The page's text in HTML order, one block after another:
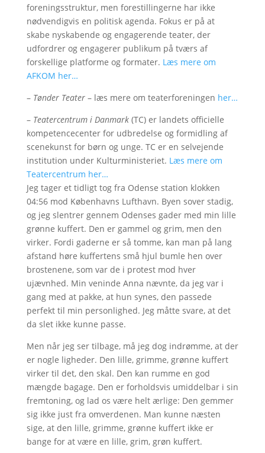
foreningsstruktur, men forestillingerne har ikke
nødvendigvis en politisk agenda. Fokus er på at
skabe nyskabende og engagerende teater, der
udfordrer og engagerer publikum på tværs af
forskellige platforme og formater. Læs mere om
AFKOM her…
– Tønder Teater – læs mere om teaterforeningen her…
– Teatercentrum i Danmark(TC) er landets officielle
kompetencecenter for udbredelse og formidling af
scenekunst for børn og unge. TC er en selvejende
institution under Kulturministeriet. Læs mere om
Teatercentrum her…
Jeg tager et tidligt tog fra Odense station klokken
04:56 mod Københavns Lufthavn. Byen sover stadig,
og jeg slentrer gennem Odenses gader med min lille
grønne kuffert. Den er gammel og grim, men den
virker. Fordi gaderne er så tomme, kan man på lang
afstand høre kuffertens små hjul bumle hen over
brostenene, som var de i protest mod hver
ujævnhed. Min veninde Anna nævnte, da jeg var i
gang med at pakke, at hun synes, den passede
perfekt til min personlighed. Jeg måtte svare, at det
da slet ikke kunne passe.
Men når jeg ser tilbage, må jeg dog indrømme, at der
er nogle ligheder. Den lille, grimme, grønne kuffert
virker til det, den skal. Den kan rumme en god
mængde bagage. Den er forholdsvis umiddelbar i sin
fremtoning, og lad os være helt ærlige: Den gemmer
sig ikke just fra omverdenen. Man kunne næsten
sige, at den lille, grimme, grønne kuffert ikke er
bange for at være en lille, grim, grøn kuffert.